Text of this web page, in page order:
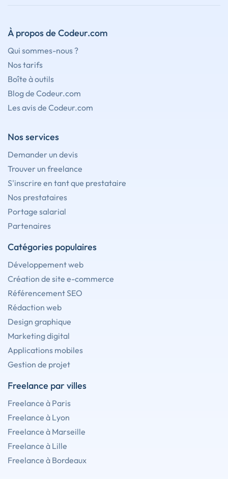
À propos de Codeur.com
Qui sommes-nous ?
Nos tarifs
Boîte à outils
Blog de Codeur.com
Les avis de Codeur.com
Nos services
Demander un devis
Trouver un freelance
S'inscrire en tant que prestataire
Nos prestataires
Portage salarial
Partenaires
Catégories populaires
Développement web
Création de site e-commerce
Référencement SEO
Rédaction web
Design graphique
Marketing digital
Applications mobiles
Gestion de projet
Freelance par villes
Freelance à Paris
Freelance à Lyon
Freelance à Marseille
Freelance à Lille
Freelance à Bordeaux